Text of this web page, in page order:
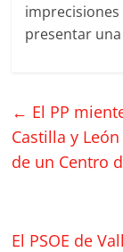
presentar
← El PP
Castilla y
de un Centro
El PSOE de